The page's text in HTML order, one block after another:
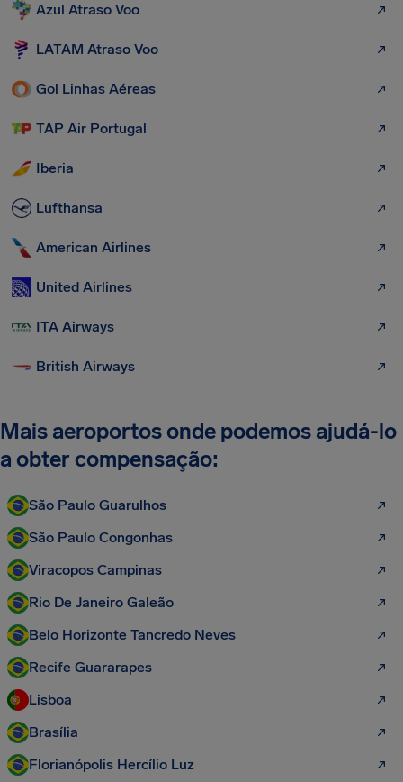
Azul Atraso Voo
LATAM Atraso Voo
Gol Linhas Aéreas
TAP Air Portugal
Iberia
Lufthansa
American Airlines
United Airlines
ITA Airways
British Airways
Mais aeroportos onde podemos ajudá-lo
a obter compensação:
São Paulo Guarulhos
São Paulo Congonhas
Viracopos Campinas
Rio De Janeiro Galeão
Belo Horizonte Tancredo Neves
Recife Guararapes
Lisboa
Brasília
Florianópolis Hercílio Luz